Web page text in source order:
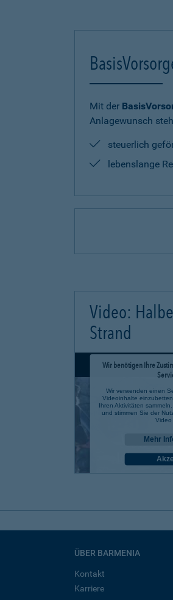
Mit der
Anlagewunsch
steuerlich
lebenslange
Video:
Strand
Wir benötigen Ihre
Wir verwenden einen
Videoinhalte
Ihren Aktivitäten
und stimmen Sie der
Video
Mehr
powered by
ÜBER BARMENIA
Kontakt
Karriere